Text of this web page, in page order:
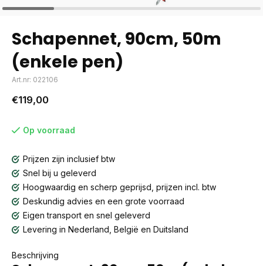
Schapennet, 90cm, 50m
(enkele pen)
Art.nr: 022106
€119,00
Op voorraad
Prijzen zijn inclusief btw
Snel bij u geleverd
Hoogwaardig en scherp geprijsd, prijzen incl. btw
Deskundig advies en een grote voorraad
Eigen transport en snel geleverd
Levering in Nederland, België en Duitsland
Beschrijving